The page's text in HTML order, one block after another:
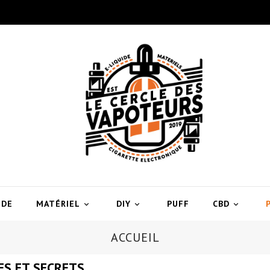

MATÉRIEL 
DIY PUFF 
CBD
ACCUEIL